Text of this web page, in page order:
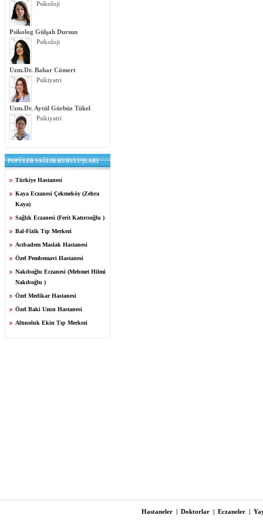
Psikoloji
Psikolog Gülşah Dursun
Psikoloji
Uzm.Dr. Bahar Cömert
Psikiyatri
Uzm.Dr. Aytül Gürbüz Tükel
Psikiyatri
POPÜLER SAĞLIK KURULUŞLARI
Türkiye Hastanesi
Kaya Eczanesi Çekmeköy (Zehra
Kaya)
Sağlık Eczanesi (Ferit Katırcıoğlu )
Bal-Fizik Tıp Merkezi
Acıbadem Maslak Hastanesi
Özel Pembemavi Hastanesi
Nakıboğlu Eczanesi (Mehmet Hilmi
Nakıboğlu )
Özel Medikar Hastanesi
Özel Baki Uzun Hastanesi
Altınoluk Ekin Tıp Merkezi
Hastaneler | Doktorlar | Eczaneler |